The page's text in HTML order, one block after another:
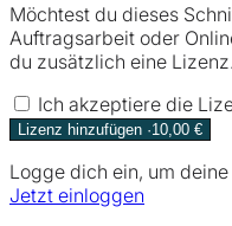
Möchtest du dieses
Auftragsarbeit oder
du zusätzlich eine Lizenz.
Ich akzeptiere die
Lizenz hinzufügen ·10,00 €
Logge dich ein, um
Jetzt einloggen